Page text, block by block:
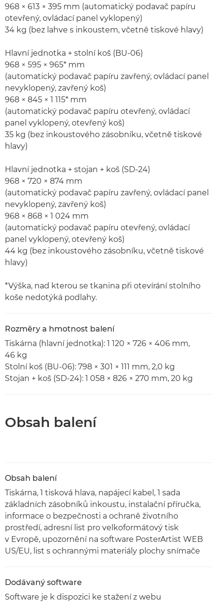
968 × 613 × 395 mm (automatický podavač papíru
otevřený, ovládací panel vyklopený)
34 kg (bez lahve s inkoustem, včetně tiskové hlavy)
Hlavní jednotka + stolní koš (BU-06)
968 × 595 × 965* mm
(automatický podavač papíru zavřený, ovládací panel
nevyklopený, zavřený koš)
968 × 845 × 1 115* mm
(automatický podavač papíru otevřený, ovládací
panel vyklopený, otevřený koš)
35 kg (bez inkoustového zásobníku, včetně tiskové
hlavy)
Hlavní jednotka + stojan + koš (SD-24)
968 × 720 × 874 mm
(automatický podavač papíru zavřený, ovládací panel
nevyklopený, zavřený koš)
968 × 868 × 1 024 mm
(automatický podavač papíru otevřený, ovládací
panel vyklopený, otevřený koš)
44 kg (bez inkoustového zásobníku, včetně tiskové
hlavy)
*Výška, nad kterou se tkanina při otevírání stolního
koše nedotýká podlahy.
Rozměry a hmotnost balení
Tiskárna (hlavní jednotka): 1 120 × 726 × 406 mm,
46 kg
Stolní koš (BU-06): 798 × 301 × 111 mm, 2,0 kg
Stojan + koš (SD-24): 1 058 × 826 × 270 mm, 20 kg
Obsah balení
Obsah balení
Tiskárna, 1 tisková hlava, napájecí kabel, 1 sada
základních zásobníků inkoustu, instalační příručka,
informace o bezpečnosti a ochraně životního
prostředí, adresní list pro velkoformátový tisk
v Evropě, upozornění na software PosterArtist WEB
US/EU, list s ochrannými materiály plochy snímače
Dodávaný software
Software je k dispozici ke stažení z webu